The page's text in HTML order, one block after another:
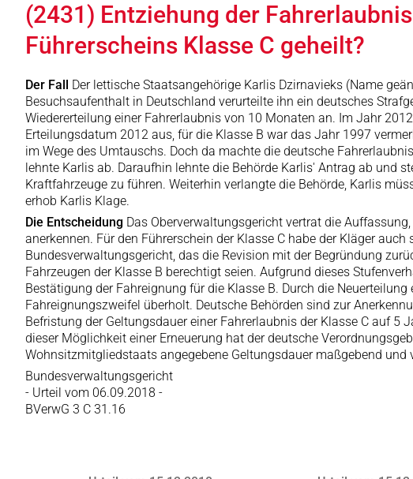
(2431) Entziehung der
Führerscheins Klasse C geheilt?
Der Fall Der lettische Staatsangehörige Karlis Dzirnavieks (Name
Besuchsaufenthalt in Deutschland verurteilte ihn ein deutsches
Wiedererteilung einer Fahrerlaubnis von 10 Monaten an. Im Jahr
Erteilungsdatum 2012 aus, für die Klasse B war das Jahr 1997
im Wege des Umtauschs. Doch da machte die deutsche
lehnte Karlis ab. Daraufhin lehnte die Behörde Karlis' Antrag ab und
Kraftfahrzeuge zu führen. Weiterhin verlangte die Behörde, Karlis
erhob Karlis Klage.
Die Entscheidung Das Oberverwaltungsgericht vertrat die
anerkennen. Für den Führerschein der Klasse C habe der Kläger
Bundesverwaltungsgericht, das die Revision mit der Begründung
Fahrzeugen der Klasse B berechtigt seien. Aufgrund dieses
Bestätigung der Fahreignung für die Klasse B. Durch die
Fahreignungszweifel überholt. Deutsche Behörden sind zur
Befristung der Geltungsdauer einer Fahrerlaubnis der Klasse C auf
dieser Möglichkeit einer Erneuerung hat der deutsche
Wohnsitzmitgliedstaats angegebene Geltungsdauer maßgebend und
Bundesverwaltungsgericht
- Urteil vom 06.09.2018 -
BVerwG 3 C 31.16